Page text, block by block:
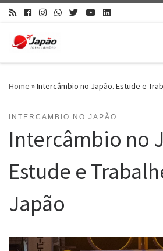
Home »Intercâmbio no Japão. Estude e
INTERCAMBIO NO JAPÃO
Intercâmbio no
Estude e
Japão